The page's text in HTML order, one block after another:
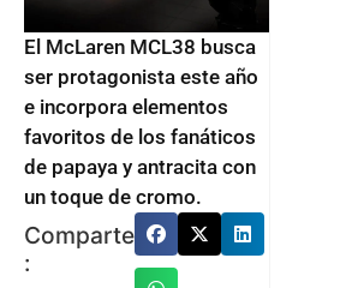
El McLaren MCL38 busca
ser protagonista este año
e incorpora elementos
favoritos de los fanáticos
de papaya y antracita con
un toque de cromo.
Comparte
: